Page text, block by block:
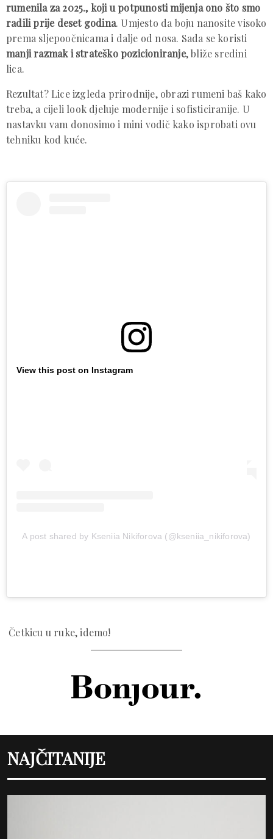
rumenila za 2025., koji u potpunosti mijenja ono što smo
radili prije deset godina. Umjesto da boju nanosite visoko
prema sljepoočnicama i dalje od nosa. Sada se koristi
manji razmak i strateško pozicioniranje, bliže sredini
lica.
Rezultat? Lice izgleda prirodnije, obrazi rumeni baš kako
treba, a cijeli look djeluje modernije i sofisticiranije. U
nastavku vam donosimo i mini vodič kako isprobati ovu
tehniku kod kuće.
View this post on Instagram
A post shared by Kseniia Nikiforova (@kseniia_nikiforova)
Četkicu u ruke, idemo!
NAJČITANIJE